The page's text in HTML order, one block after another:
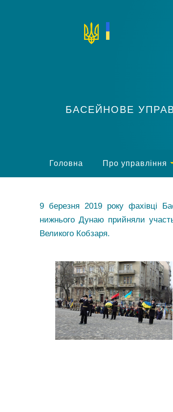
БАСЕЙНОВЕ
Головна Про управління
9 березня 2019 року фахівці
нижнього Дунаю прийняли
Великого Кобзаря.